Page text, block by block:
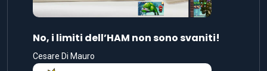
No, i limiti dell’HAM non sono svaniti!
Cesare Di Mauro